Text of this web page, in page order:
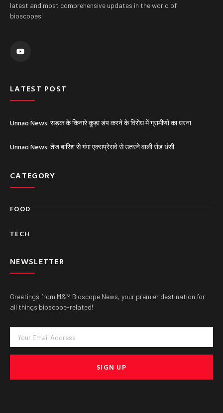
latest and most comprehensive updates in the world of
bioscopes!
u
LATEST POST
Unnao News: सड़क के किनारे कूड़ा डंप करने के विरोध में ग्रामीणों का धरना
Unnao News: तेज बारिश से गंगा एक्सप्रेसवे से उतरने वाली रोड धंसी
CATEGORY
FOOD
TECH
NEWSLETTER
Greetings from M&M Bioscope News, your premier destination for
all things bioscope-related!
Email
SIGN UP